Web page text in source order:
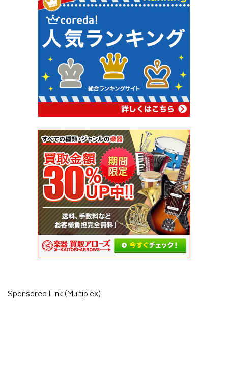
Sponsored Link (Multiplex)